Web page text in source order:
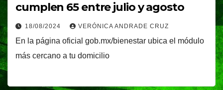
cumplen 65 entre julio y agosto
18/08/2024 VERÓNICA ANDRADE CRUZ
En la página oficial gob.mx/bienestar ubica el módulo
más cercano a tu domicilio